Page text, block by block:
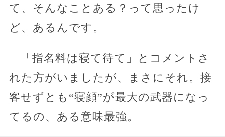
て、そんなことある？って思ったけ
ど、あるんです。
「指名料は寝て待て」とコメントさ
れた方がいましたが、まさにそれ。接
客せずとも“寝顔”が最大の武器になっ
てるの、ある意味最強。